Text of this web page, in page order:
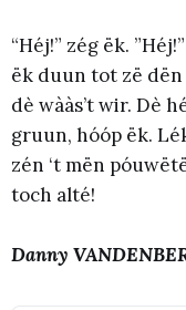
“Héj!” zég ëk.
ëk duun tot zë
dè wààs’t wir. Dè
gruun, hóóp ëk.
zén ‘t mën
toch alté!
Danny